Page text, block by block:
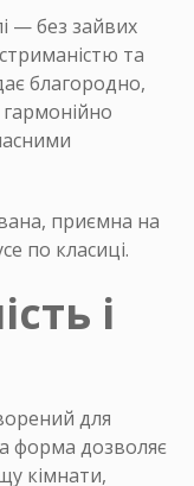
— без зайвих
та
благородно,
гармонійно
приємна на
по класиці.
і
для
форма дозволяє
кімнати,